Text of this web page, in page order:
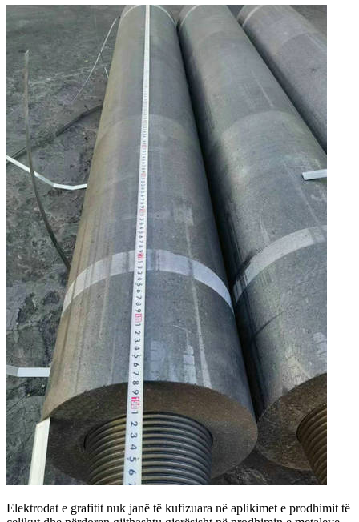
Elektrodat e grafitit nuk janë të kufizuara në aplikimet e prodhimit të